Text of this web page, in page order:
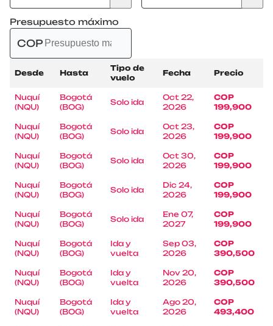
Presupuesto máximo
COP
Desde Hasta
Tipo de
vuelo
Fecha Precio
Nuquí
(NQU)
Bogotá
(BOG)
Solo ida
Oct 22,
2026
COP
199,900
Nuquí
(NQU)
Bogotá
(BOG)
Solo ida
Oct 23,
2026
COP
199,900
Nuquí
(NQU)
Bogotá
(BOG)
Solo ida
Oct 30,
2026
COP
199,900
Nuquí
(NQU)
Bogotá
(BOG)
Solo ida
Dic 24,
2026
COP
199,900
Nuquí
(NQU)
Bogotá
(BOG)
Solo ida
Ene 07,
2027
COP
199,900
Nuquí
(NQU)
Bogotá
(BOG)
Ida y
vuelta
Sep 03,
2026
COP
390,500
Nuquí
(NQU)
Bogotá
(BOG)
Ida y
vuelta
Nov 20,
2026
COP
390,500
Nuquí
(NQU)
Bogotá
(BOG)
Ida y
vuelta
Ago 20,
2026
COP
493,400